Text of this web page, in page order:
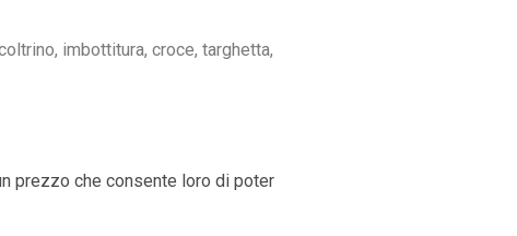
imbottitura, croce, targhetta,
prezzo che consente loro di poter